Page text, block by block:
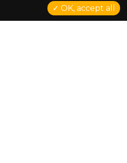
OK, accept all